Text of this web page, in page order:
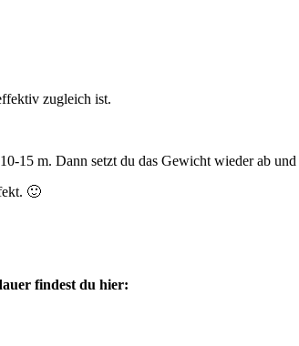
zugleich ist.
15 m. Dann setzt du das Gewicht wieder ab
🙂
findest du hier: